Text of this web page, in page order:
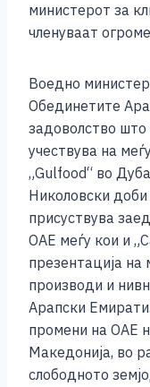
министерот за
членуваат
Воедно
Обединетите
задоволство
учествува на
„Gulfood“ во
Николовски
присуствува
ОАЕ меѓу кои и
презентација на
производи и
Арапски
промени на ОАЕ
Македонија, во
слободното